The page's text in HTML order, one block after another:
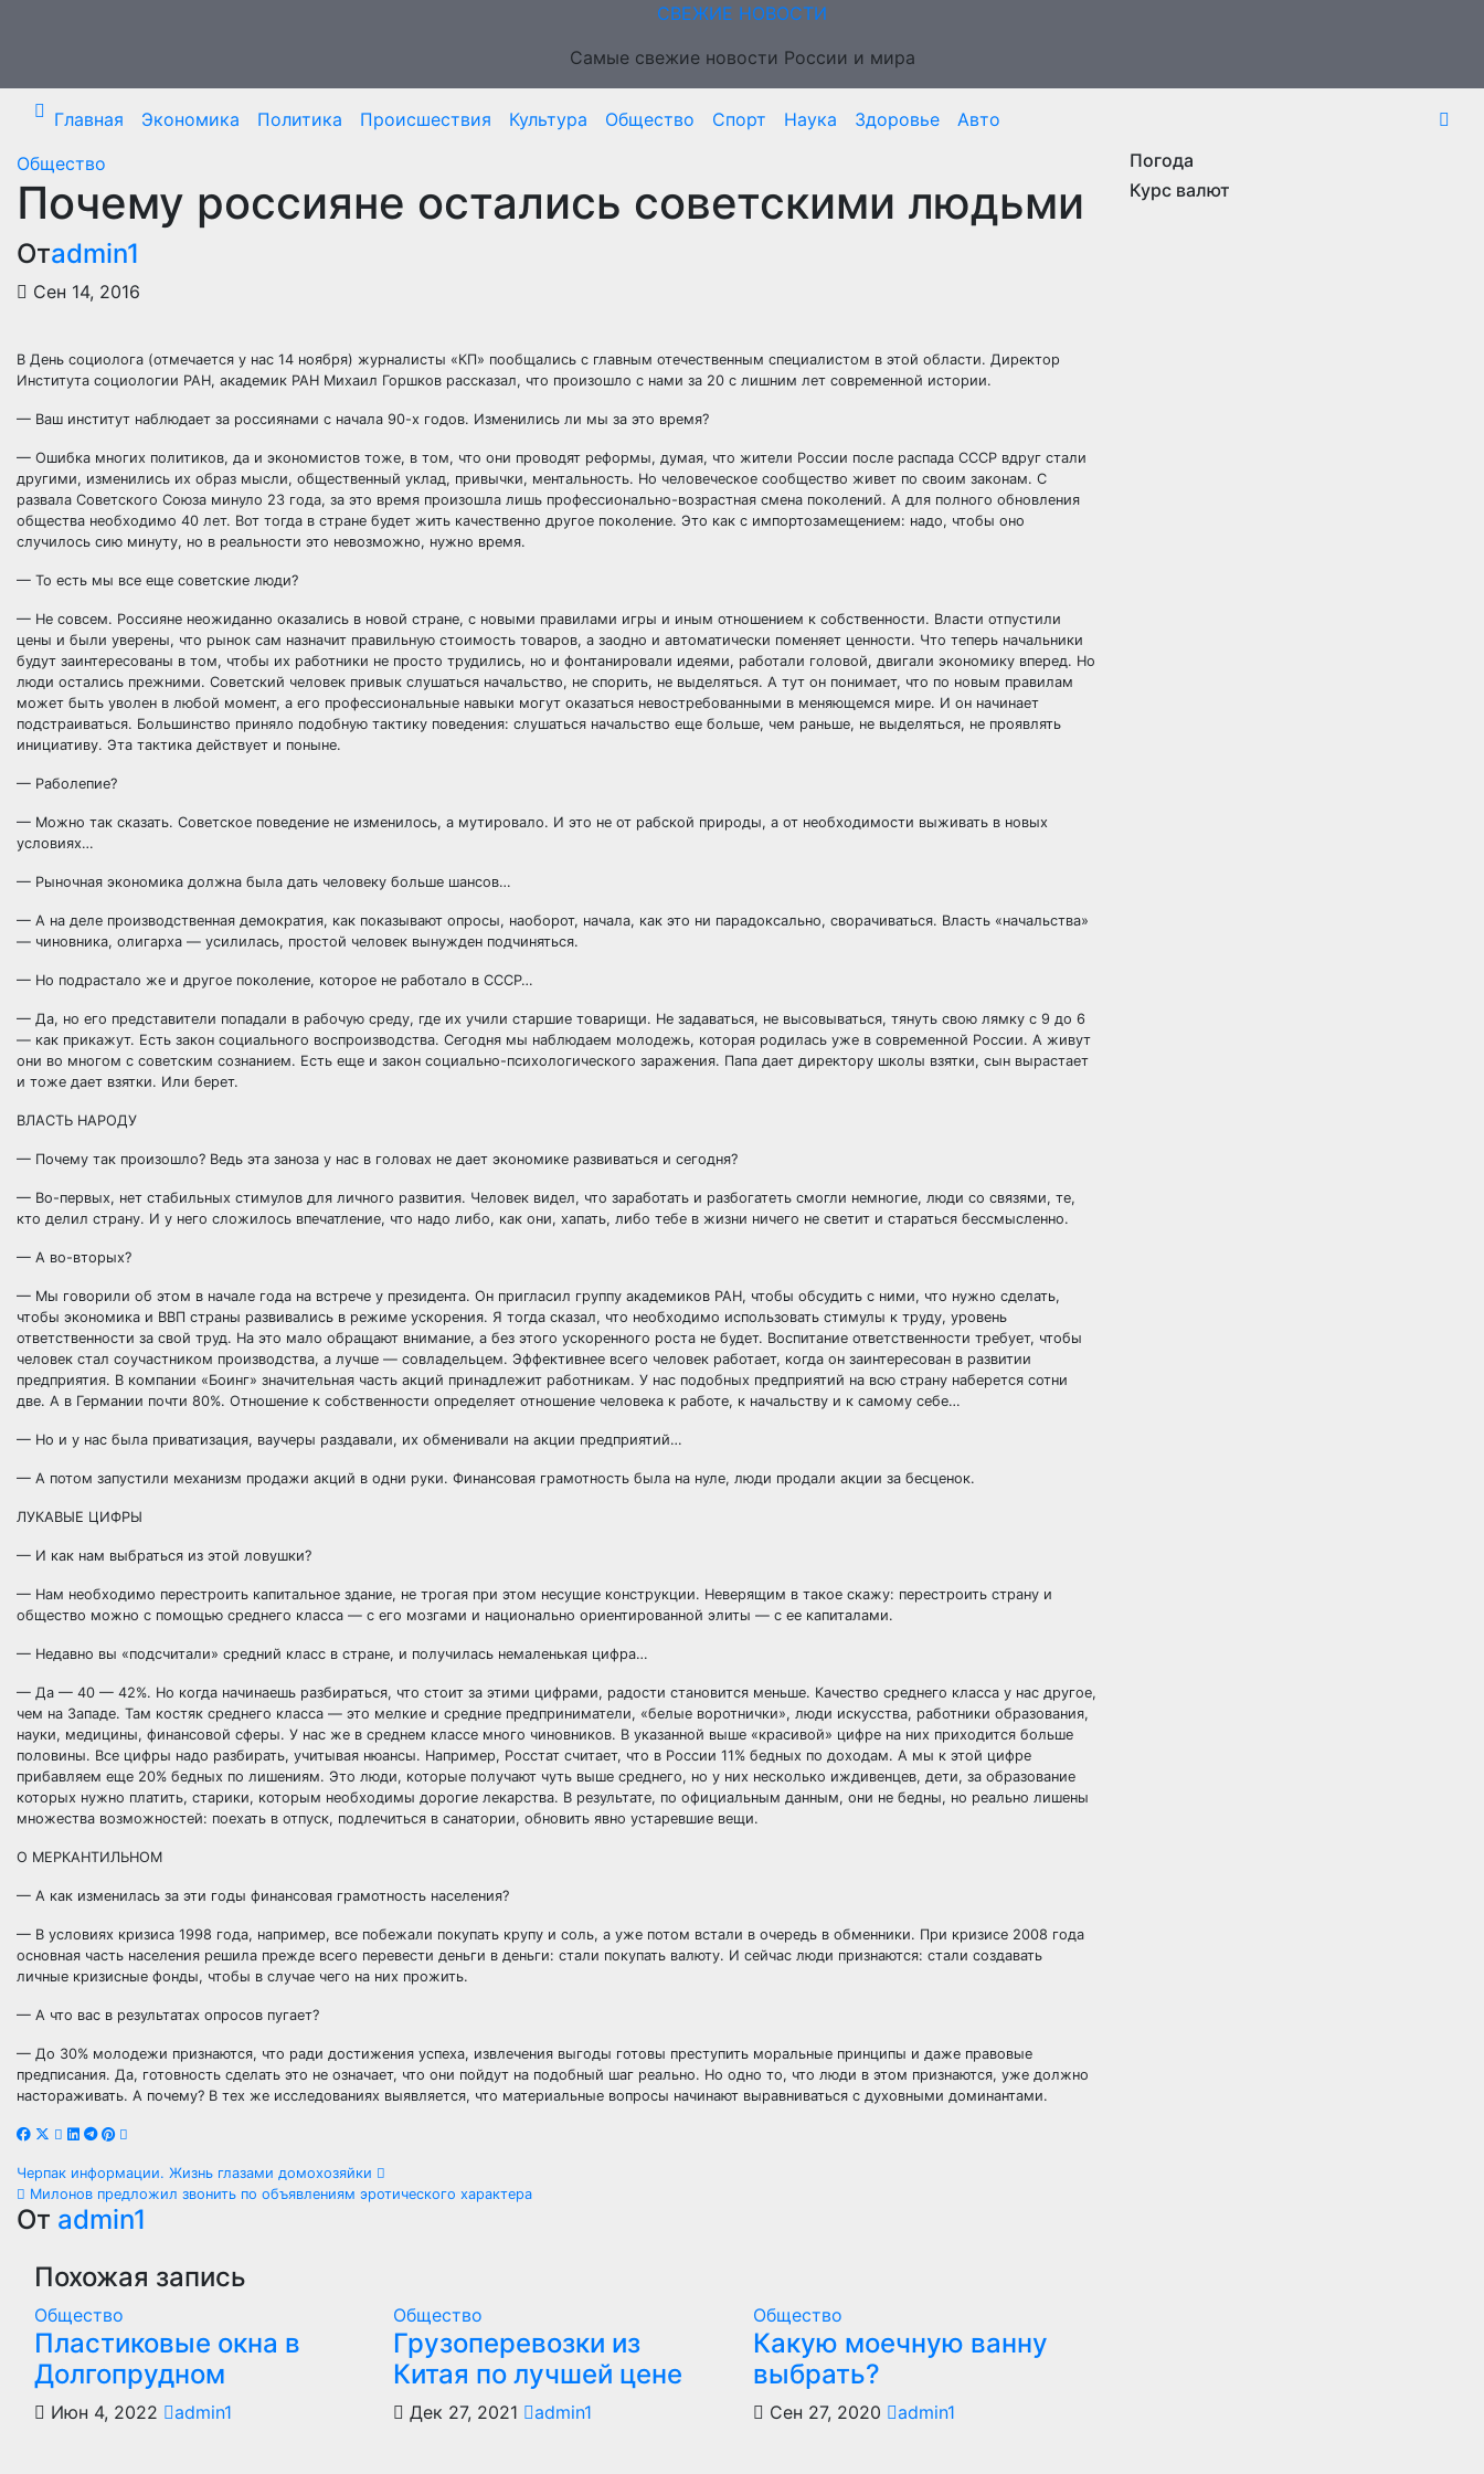
СВЕЖИЕ НОВОСТИ
Самые свежие новости России и мира
Главная Экономика Политика Происшествия Культура Общество Спорт Наука Здоровье
Авто
Общество
Почему россияне остались советскими людьми
Отadmin1
Сен 14, 2016
В День социолога (отмечается у нас 14 ноября) журналисты «КП» пообщались с главным отечественным специалистом в этой области. Директор
Института социологии РАН, академик РАН Михаил Горшков рассказал, что произошло с нами за 20 с лишним лет современной истории.
— Ваш институт наблюдает за россиянами с начала 90-х годов. Изменились ли мы за это время?
— Ошибка многих политиков, да и экономистов тоже, в том, что они проводят реформы, думая, что жители России после распада СССР вдруг стали
другими, изменились их образ мысли, общественный уклад, привычки, ментальность. Но человеческое сообщество живет по своим законам. С
развала Советского Союза минуло 23 года, за это время произошла лишь профессионально-возрастная смена поколений. А для полного обновления
общества необходимо 40 лет. Вот тогда в стране будет жить качественно другое поколение. Это как с импортозамещением: надо, чтобы оно
случилось сию минуту, но в реальности это невозможно, нужно время.
— То есть мы все еще советские люди?
— Не совсем. Россияне неожиданно оказались в новой стране, с новыми правилами игры и иным отношением к собственности. Власти отпустили
цены и были уверены, что рынок сам назначит правильную стоимость товаров, а заодно и автоматически поменяет ценности. Что теперь начальники
будут заинтересованы в том, чтобы их работники не просто трудились, но и фонтанировали идеями, работали головой, двигали экономику вперед. Но
люди остались прежними. Советский человек привык слушаться начальство, не спорить, не выделяться. А тут он понимает, что по новым правилам
может быть уволен в любой момент, а его профессиональные навыки могут оказаться невостребованными в меняющемся мире. И он начинает
подстраиваться. Большинство приняло подобную тактику поведения: слушаться начальство еще больше, чем раньше, не выделяться, не проявлять
инициативу. Эта тактика действует и поныне.
— Раболепие?
— Можно так сказать. Советское поведение не изменилось, а мутировало. И это не от рабской природы, а от необходимости выживать в новых
условиях…
— Рыночная экономика должна была дать человеку больше шансов…
— А на деле производственная демократия, как показывают опросы, наоборот, начала, как это ни парадоксально, сворачиваться. Власть «начальства»
— чиновника, олигарха — усилилась, простой человек вынужден подчиняться.
— Но подрастало же и другое поколение, которое не работало в СССР…
— Да, но его представители попадали в рабочую среду, где их учили старшие товарищи. Не задаваться, не высовываться, тянуть свою лямку с 9 до 6
— как прикажут. Есть закон социального воспроизводства. Сегодня мы наблюдаем молодежь, которая родилась уже в современной России. А живут
они во многом с советским сознанием. Есть еще и закон социально-психологического заражения. Папа дает директору школы взятки, сын вырастает
и тоже дает взятки. Или берет.
ВЛАСТЬ НАРОДУ
— Почему так произошло? Ведь эта заноза у нас в головах не дает экономике развиваться и сегодня?
— Во-первых, нет стабильных стимулов для личного развития. Человек видел, что заработать и разбогатеть смогли немногие, люди со связями, те,
кто делил страну. И у него сложилось впечатление, что надо либо, как они, хапать, либо тебе в жизни ничего не светит и стараться бессмысленно.
— А во-вторых?
— Мы говорили об этом в начале года на встрече у президента. Он пригласил группу академиков РАН, чтобы обсудить с ними, что нужно сделать,
чтобы экономика и ВВП страны развивались в режиме ускорения. Я тогда сказал, что необходимо использовать стимулы к труду, уровень
ответственности за свой труд. На это мало обращают внимание, а без этого ускоренного роста не будет. Воспитание ответственности требует, чтобы
человек стал соучастником производства, а лучше — совладельцем. Эффективнее всего человек работает, когда он заинтересован в развитии
предприятия. В компании «Боинг» значительная часть акций принадлежит работникам. У нас подобных предприятий на всю страну наберется сотни
две. А в Германии почти 80%. Отношение к собственности определяет отношение человека к работе, к начальству и к самому себе…
— Но и у нас была приватизация, ваучеры раздавали, их обменивали на акции предприятий…
— А потом запустили механизм продажи акций в одни руки. Финансовая грамотность была на нуле, люди продали акции за бесценок.
ЛУКАВЫЕ ЦИФРЫ
— И как нам выбраться из этой ловушки?
— Нам необходимо перестроить капитальное здание, не трогая при этом несущие конструкции. Неверящим в такое скажу: перестроить страну и
общество можно с помощью среднего класса — с его мозгами и национально ориентированной элиты — с ее капиталами.
— Недавно вы «подсчитали» средний класс в стране, и получилась немаленькая цифра…
— Да — 40 — 42%. Но когда начинаешь разбираться, что стоит за этими цифрами, радости становится меньше. Качество среднего класса у нас другое,
чем на Западе. Там костяк среднего класса — это мелкие и средние предприниматели, «белые воротнички», люди искусства, работники образования,
науки, медицины, финансовой сферы. У нас же в среднем классе много чиновников. В указанной выше «красивой» цифре на них приходится больше
половины. Все цифры надо разбирать, учитывая нюансы. Например, Росстат считает, что в России 11% бедных по доходам. А мы к этой цифре
прибавляем еще 20% бедных по лишениям. Это люди, которые получают чуть выше среднего, но у них несколько иждивенцев, дети, за образование
которых нужно платить, старики, которым необходимы дорогие лекарства. В результате, по официальным данным, они не бедны, но реально лишены
множества возможностей: поехать в отпуск, подлечиться в санатории, обновить явно устаревшие вещи.
О МЕРКАНТИЛЬНОМ
— А как изменилась за эти годы финансовая грамотность населения?
— В условиях кризиса 1998 года, например, все побежали покупать крупу и соль, а уже потом встали в очередь в обменники. При кризисе 2008 года
основная часть населения решила прежде всего перевести деньги в деньги: стали покупать валюту. И сейчас люди признаются: стали создавать
личные кризисные фонды, чтобы в случае чего на них прожить.
— А что вас в результатах опросов пугает?
— До 30% молодежи признаются, что ради достижения успеха, извлечения выгоды готовы преступить моральные принципы и даже правовые
предписания. Да, готовность сделать это не означает, что они пойдут на подобный шаг реально. Но одно то, что люди в этом признаются, уже должно
настораживать. А почему? В тех же исследованиях выявляется, что материальные вопросы начинают выравниваться с духовными доминантами.
Навигация
по
записям
Черпак информации. Жизнь глазами домохозяйки
Милонов предложил звонить по объявлениям эротического характера
От admin1
Похожая запись
Общество
Пластиковые окна в
Долгопрудном
Июн 4, 2022 admin1
Общество
Грузоперевозки из
Китая по лучшей цене
Дек 27, 2021 admin1
Общество
Какую моечную ванну
выбрать?
Сен 27, 2020 admin1
Погода
Курс валют